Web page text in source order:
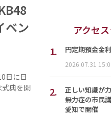
ベン
日に日
典を開
アクセ
1.
円定期預金金
2026.07.31
2.
正しい知識が
無力症の市民
愛知で開催